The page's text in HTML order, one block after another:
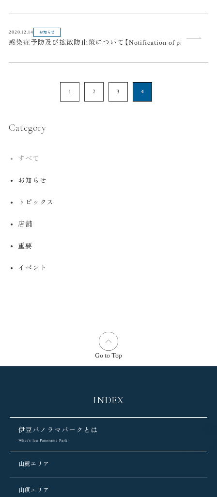
2020.12.14 お知らせ
感染症予防及び拡散防止策について【Notification of
1 2 3 4
Category
すべて
お知らせ
トピックス
店舗
重要
イベント
Go to Top
INDEX
伊豆パノラマパークとは
What’s Izu Panorama Park
山麓エリア
山頂エリア